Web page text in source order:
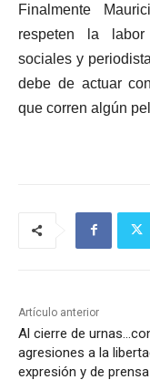
Finalmente
respeten la
sociales y
debe de actuar
que corren algún
Artículo anterior
Al cierre de
agresiones a la
expresión y de prensa